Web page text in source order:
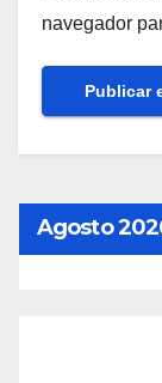
navegador
Agosto